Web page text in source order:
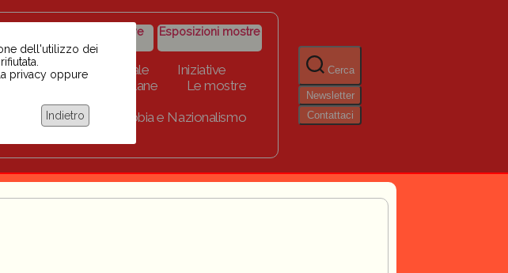
Storico iniziative Esposizioni mostre
Biblioteca digitale
Iniziative
Link Collane
Le mostre
Chi siamo
Razzismo, Xenofobia e Nazionalismo
Cerca
Newsletter
Contattaci
dell'utilizzo dei
privacy oppure
Indietro